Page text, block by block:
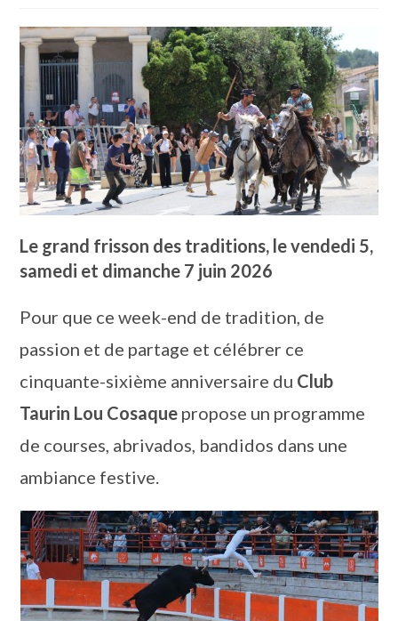
Le grand frisson des traditions, le vendedi 5,
samedi et dimanche 7 juin 2026
Pour que ce week-end de tradition, de
passion et de partage et célébrer ce
cinquante-sixième anniversaire du Club
Taurin Lou Cosaque propose un programme
de courses, abrivados, bandidos dans une
ambiance festive.